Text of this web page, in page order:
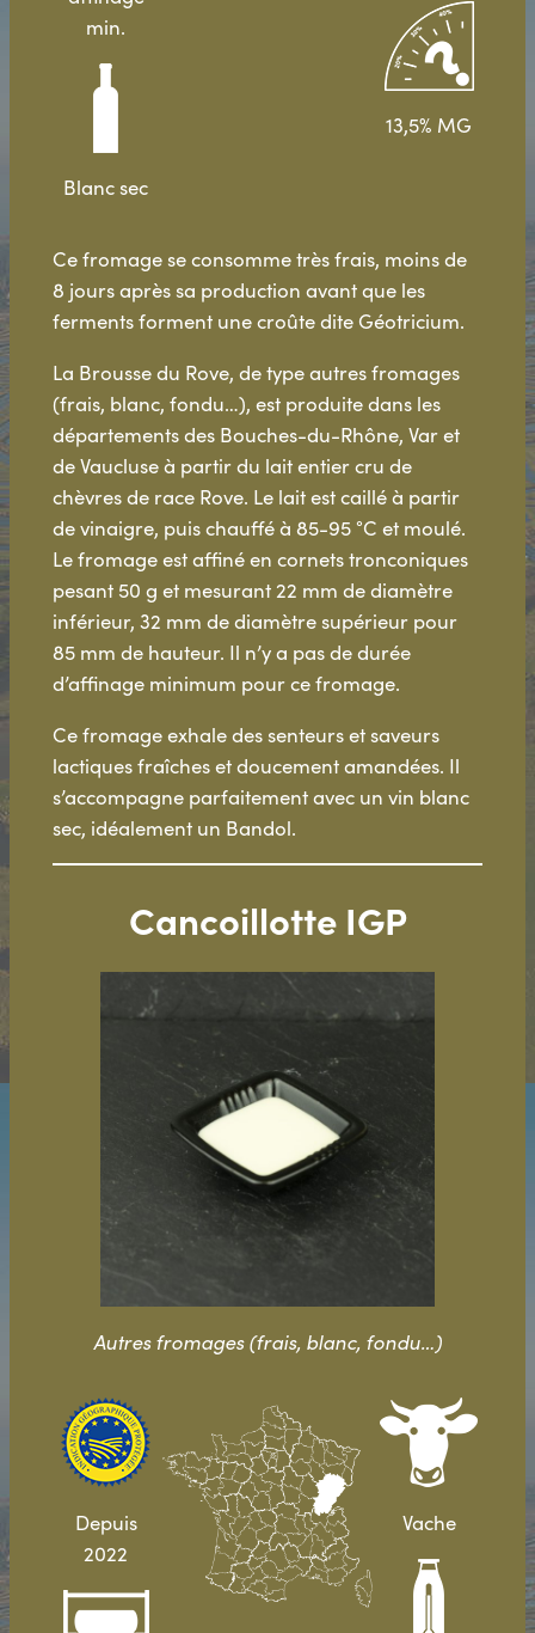
min.
Blanc sec
13,5% MG
Ce fromage se consomme très frais, moins de
8 jours après sa production avant que les
ferments forment une croûte dite Géotricium.
La Brousse du Rove, de type autres fromages
(frais, blanc, fondu…), est produite dans les
départements des Bouches-du-Rhône, Var et
de Vaucluse à partir du lait entier cru de
chèvres de race Rove. Le lait est caillé à partir
de vinaigre, puis chauffé à 85-95 °C et moulé.
Le fromage est affiné en cornets tronconiques
pesant 50 g et mesurant 22 mm de diamètre
inférieur, 32 mm de diamètre supérieur pour
85 mm de hauteur. Il n’y a pas de durée
d’affinage minimum pour ce fromage.
Ce fromage exhale des senteurs et saveurs
lactiques fraîches et doucement amandées. Il
s’accompagne parfaitement avec un vin blanc
sec, idéalement un Bandol.
Cancoillotte IGP
Autres fromages (frais, blanc, fondu…)
Depuis
2022
Vache